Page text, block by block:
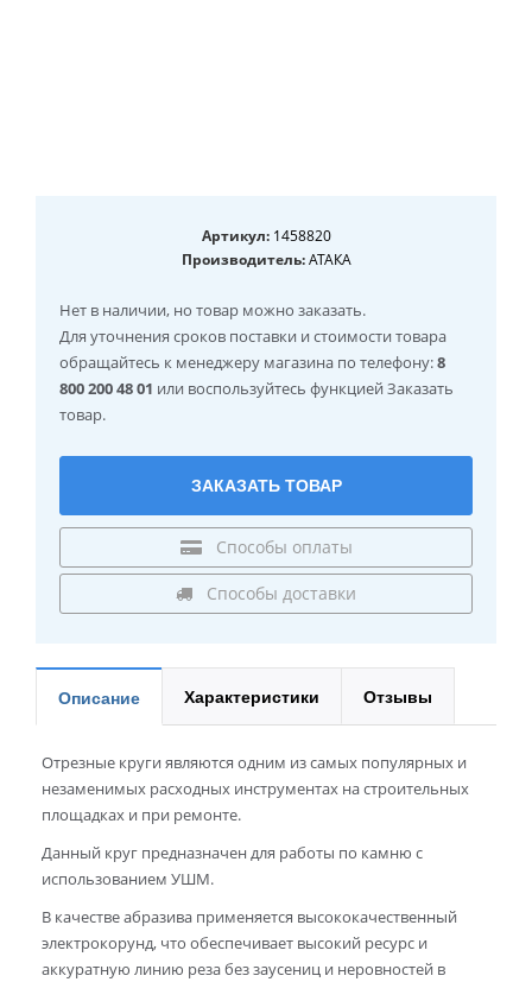
Артикул:1458820
Производитель:АТАКА
Нет в наличии, но товар можно заказать.
Для уточнения сроков поставки и стоимости товара
обращайтесь к менеджеру магазина по телефону:8
800 200 48 01 или воспользуйтесь функцией Заказать
товар.
ЗАКАЗАТЬ ТОВАР
Способы оплаты
Способы доставки
Описание Характеристики Отзывы
Отрезные круги являются одним из самых популярных и
незаменимых расходных инструментах на строительных
площадках и при ремонте.
Данный круг предназначен для работы по камню с
использованием УШМ.
В качестве абразива применяется высококачественный
электрокорунд, что обеспечивает высокий ресурс и
аккуратную линию реза без заусениц и неровностей в